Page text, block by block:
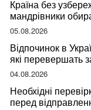
Країна без
мандрівники
05.08.2026
Відпочинок в
які перевершать
04.08.2026
Необхідні
перед